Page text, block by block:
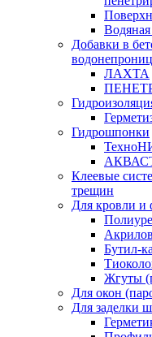
Добавки в
ЛАХТА
Гидрошпонки
Клеевые
трещин
Для кровли и
Бутил-
Жгуты
Для окон
Для заделки